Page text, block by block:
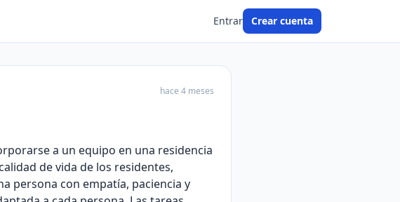
Entrar Crear cuenta
hace 4 meses
a un equipo en una residencia
de vida de los residentes,
persona con empatía, paciencia y